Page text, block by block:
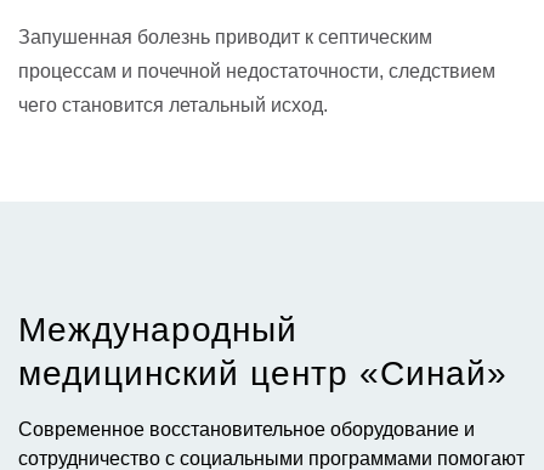
Запушенная болезнь приводит к септическим
процессам и почечной недостаточности, следствием
чего становится летальный исход.
Международный
медицинский центр «Синай»​
Современное восстановительное оборудование и
сотрудничество с социальными программами помогают